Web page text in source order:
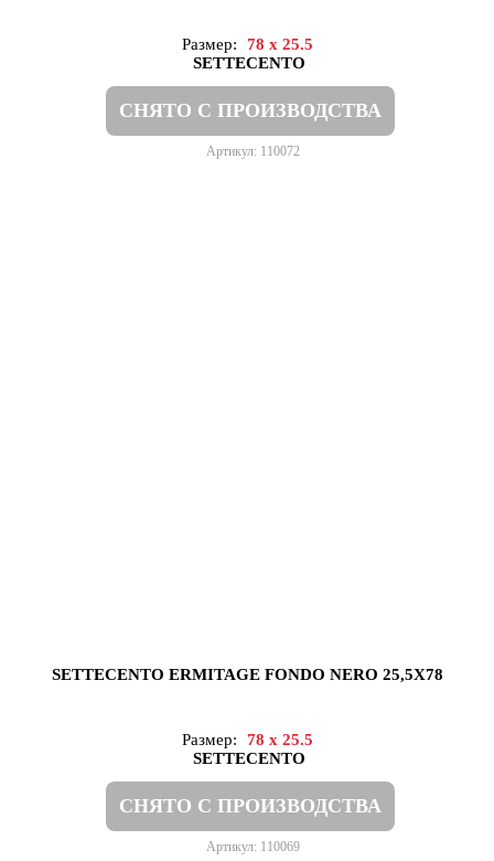
Размер:
78 x 25.5
SETTECENTO
СНЯТО С ПРОИЗВОДСТВА
Артикул: 110072
SETTECENTO ERMITAGE FONDO NERO 25,5X78
Размер:
78 x 25.5
SETTECENTO
СНЯТО С ПРОИЗВОДСТВА
Артикул: 110069